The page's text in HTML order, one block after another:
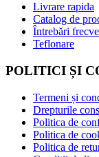
Livrare rapida
Catalog de
Întrebări
Teflonare
POLITICI ȘI
Termeni și
Drepturile
Politica de
Politica de
Politica de